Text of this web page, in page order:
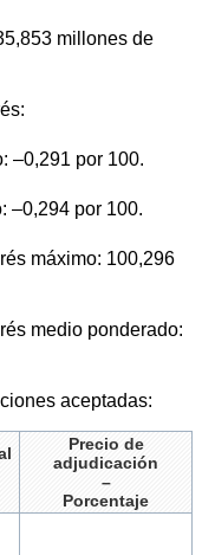
millones de
–0,291 por 100.
–0,294 por 100.
máximo: 100,296
medio ponderado:
aceptadas:
Precio de
adjudicación
–
Porcentaje